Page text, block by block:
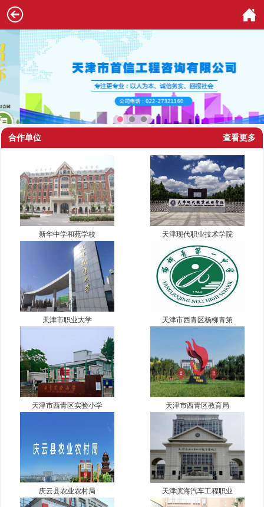
查看更多
合作单位
新华中学和苑学校 天津现代职业技术学院
天津市职业大学 天津市西青区杨柳青第
天津市西青区实验小学 天津市西青区教育局
庆云县农业农村局 天津滨海汽车工程职业